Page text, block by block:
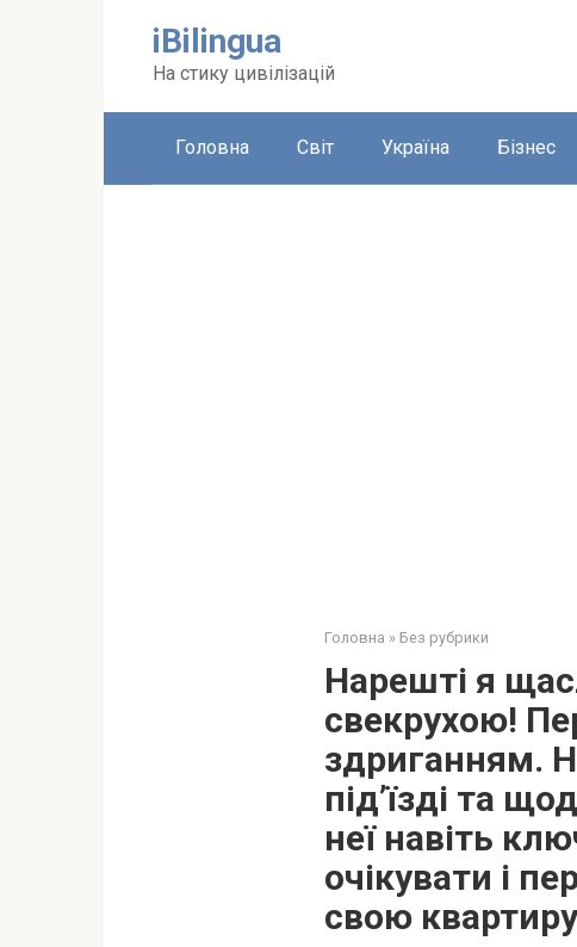
iBilingua
На стику цивілізацій
Головна Світ Україна Бізнес
Головна » Без рубрики
Нарешті я
свекрухою!
здриганням.
під’їзді та
неї навіть
очікувати і
свою квартиру